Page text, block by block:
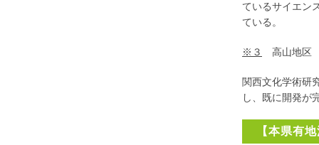
ているサイエン
ている。
※３ 高山地区
関西文化学術研
し、既に開発が
【本県有